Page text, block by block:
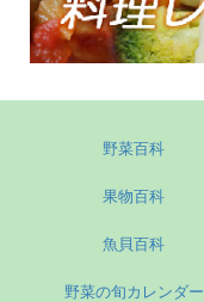
野菜百科
果物百科
魚貝百科
野菜の旬カレンダー